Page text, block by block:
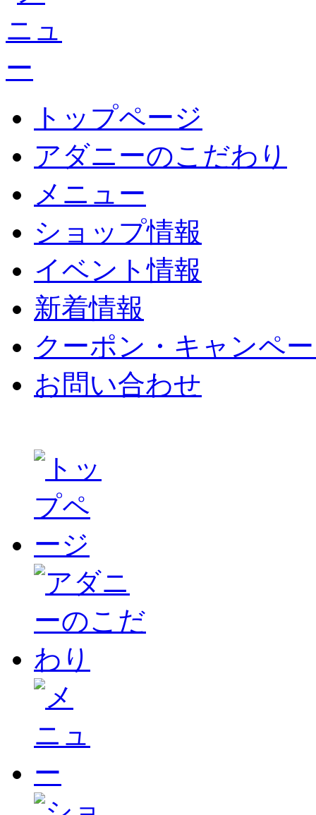
トップページ
アダニーのこだわり
メニュー
ショップ情報
イベント情報
新着情報
クーポン・キャンペ
お問い合わせ